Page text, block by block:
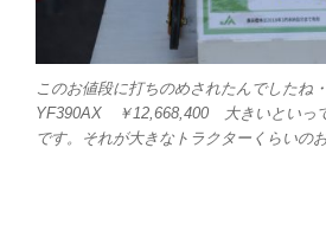
このお値段に打ちのめされたんでしたね
YF390AX ￥12,668,400 大きいといっ
です。それが大きなトラクターくらいの